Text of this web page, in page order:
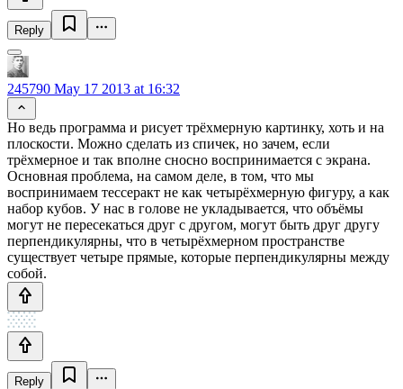
Reply
245790 May 17 2013 at 16:32
Но ведь программа и рисует трёхмерную картинку, хоть и на
плоскости. Можно сделать из спичек, но зачем, если
трёхмерное и так вполне сносно воспринимается с экрана.
Основная проблема, на самом деле, в том, что мы
воспринимаем тессеракт не как четырёхмерную фигуру, а как
набор кубов. У нас в голове не укладывается, что объёмы
могут не пересекаться друг с другом, могут быть друг другу
перпендикулярны, что в четырёхмерном пространстве
существует четыре прямые, которые перпендикулярны между
собой.
Reply